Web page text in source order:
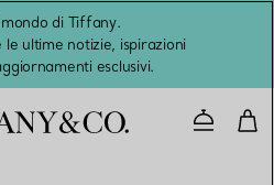
di Tiffany.
ultime notizie, ispirazioni
esclusivi.